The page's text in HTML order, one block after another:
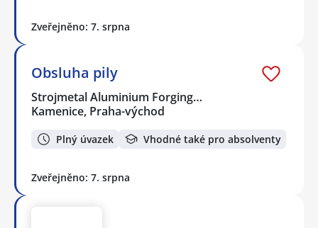
Zveřejněno: 7. srpna
Obsluha pily
Strojmetal Aluminium Forging…
Kamenice, Praha-východ
Plný úvazek Vhodné také pro absolventy
Zveřejněno: 7. srpna